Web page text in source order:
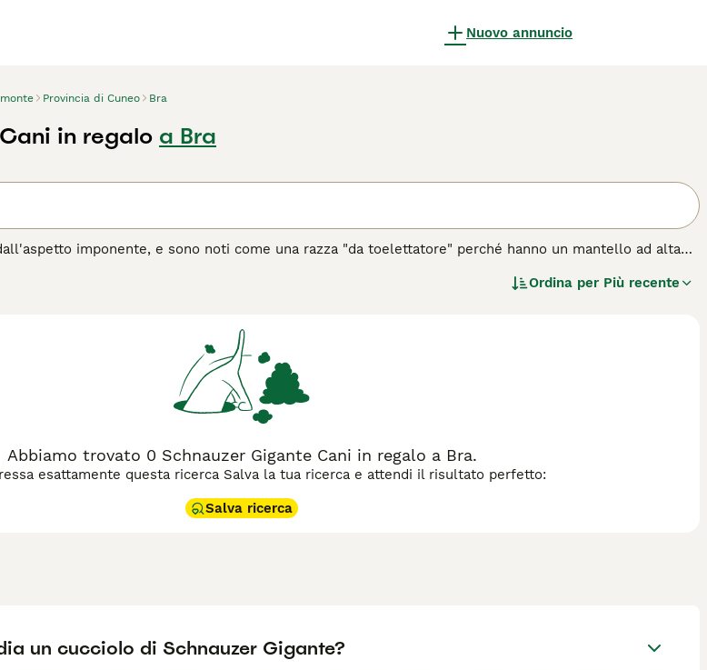
Nuovo annuncio
Provincia di Cuneo Bra
in regalo a Bra
imponente, e sono noti come una razza "da toelettatore" perché hanno un mantello ad alta
così popolare tra le persone di tutto il mondo. Non è solo il loro aspetto adorabile che rende questi
per informazioni su questa razza di cane.
Ordina per Più recente
Abbiamo trovato 0 Schnauzer Gigante Cani in regalo a Bra.
esattamente questa ricerca Salva la tua ricerca e attendi il risultato perfetto:
Salva ricerca
un cucciolo di Schnauzer Gigante?